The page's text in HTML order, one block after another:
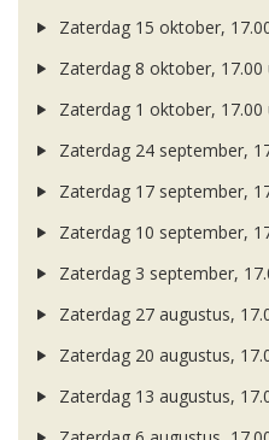
Zaterdag 15 oktober,
Zaterdag 8 oktober, 17.00
Zaterdag 1 oktober, 17.00
Zaterdag 24 september,
Zaterdag 17 september,
Zaterdag 10 september,
Zaterdag 3 september,
Zaterdag 27 augustus,
Zaterdag 20 augustus,
Zaterdag 13 augustus,